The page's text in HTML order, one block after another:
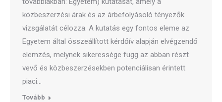
közbeszerzési árak és az árbefolyásoló tényezők
vizsgálatát célozza. A kutatás egy fontos eleme az
Egyetem által összeállított kérdőív alapján elvégzendő
elemzés, melynek sikeressége függ az abban részt
vevő és közbeszerzésekben potenciálisan érintett
piaci…
Tovább